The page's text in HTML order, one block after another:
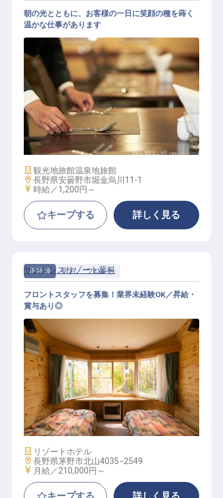
朝食係
朝の光とともに、お客様の一日に笑顔の種を蒔く
温かな仕事があります
施設業態
観光地旅館温泉地旅館
勤務地
長野県安曇野市堀金烏川11-1
給与
時給／1,200円～
キープする 詳しく見る
正社員 宿泊 フロント
リゾートホテルフロントスタッフ
サンダンスリゾート蓼科
フロントスタッフを募集！業界未経験OK／昇給・
賞与あり◎
施設業態
リゾートホテル
勤務地
長野県茅野市北山4035−2549
給与
月給／210,000円～